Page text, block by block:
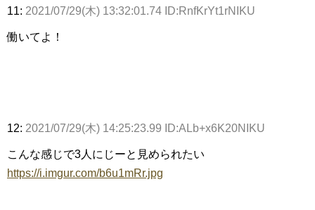
11: 2021/07/29(木) 13:32:01.74 ID:RnfKrYt1rNIKU
働いてよ！
12: 2021/07/29(木) 14:25:23.99 ID:ALb+x6K20NIKU
こんな感じで3人にじーと見められたい
https://i.imgur.com/b6u1mRr.jpg